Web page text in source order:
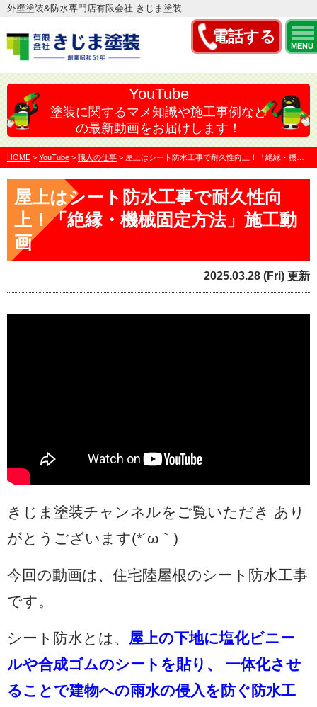
電話する
MENU
外壁塗装&防水専門店有限会社 きじま塗装
YouTube
塗装に関するマメ知識や施工事例など
の最新動画をお届けします！
HOME > YouTube > 職人の仕事 > 屋上はシート防水工事で耐久性向上！「絶縁・機械固定方法」施…
屋上はシート防水工事で耐久性向
上！「絶縁・機械固定方法」施工動
画
2025.03.28 (Fri) 更新
きじま塗装チャンネルをご覧いただき あり
がとうございます(*´ω｀)
今回の動画は、住宅陸屋根のシート防水工事
です。
シート防水とは、 屋上の下地に塩化ビニー
ルや合成ゴムのシートを貼り、 一体化させ
ることで建物への雨水の侵入を防ぐ防水工